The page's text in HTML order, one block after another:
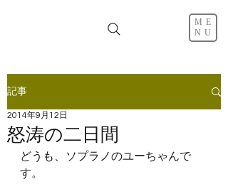
ME
NU
記事
怒涛の二日間
2014年9月12日
どうも、ソプラノのユーちゃんで
す。